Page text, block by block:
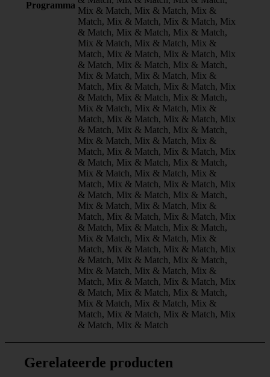
Programma
Mix & Match, Mix & Match, Mix &
Match, Mix & Match, Mix & Match, Mix
& Match, Mix & Match, Mix & Match,
Mix & Match, Mix & Match, Mix &
Match, Mix & Match, Mix & Match, Mix
& Match, Mix & Match, Mix & Match,
Mix & Match, Mix & Match, Mix &
Match, Mix & Match, Mix & Match, Mix
& Match, Mix & Match, Mix & Match,
Mix & Match, Mix & Match, Mix &
Match, Mix & Match, Mix & Match, Mix
& Match, Mix & Match, Mix & Match,
Mix & Match, Mix & Match, Mix &
Match, Mix & Match, Mix & Match, Mix
& Match, Mix & Match, Mix & Match,
Mix & Match, Mix & Match, Mix &
Match, Mix & Match, Mix & Match, Mix
& Match, Mix & Match, Mix & Match,
Mix & Match, Mix & Match, Mix &
Match, Mix & Match, Mix & Match, Mix
& Match, Mix & Match, Mix & Match,
Mix & Match, Mix & Match, Mix &
Match, Mix & Match, Mix & Match, Mix
& Match, Mix & Match, Mix & Match,
Mix & Match, Mix & Match, Mix &
Match, Mix & Match, Mix & Match, Mix
& Match, Mix & Match, Mix & Match,
Mix & Match, Mix & Match, Mix &
Match, Mix & Match, Mix & Match, Mix
& Match, Mix & Match
Gerelateerde producten